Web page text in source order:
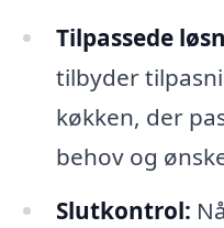
Tilpassede
tilbyder
køkken, der
behov og
Slutkontrol: